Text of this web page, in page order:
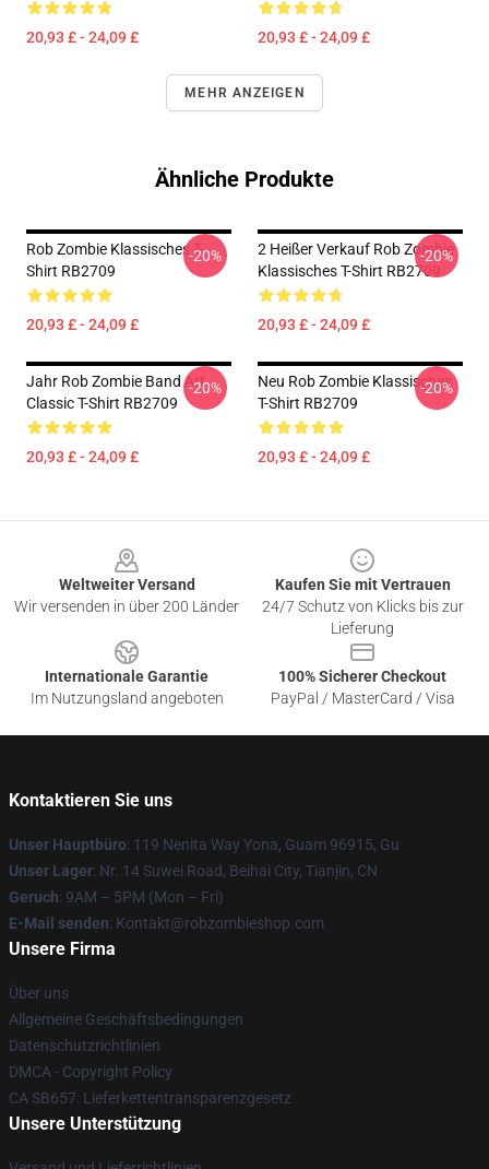
20,93 £ - 24,09 £ 20,93 £ - 24,09 £
MEHR ANZEIGEN
Ähnliche Produkte
Rob Zombie Klassisches T-
Shirt RB2709
20,93 £ - 24,09 £
-20%
2 Heißer Verkauf Rob Zombie
Klassisches T-Shirt RB2709
20,93 £ - 24,09 £
-20%
Jahr Rob Zombie Band Art
Classic T-Shirt RB2709
20,93 £ - 24,09 £
-20%
Neu Rob Zombie Klassisches
T-Shirt RB2709
20,93 £ - 24,09 £
-20%
Weltweiter Versand
Wir versenden in über 200 Länder
Kaufen Sie mit Vertrauen
24/7 Schutz von Klicks bis zur
Lieferung
Internationale Garantie
Im Nutzungsland angeboten
100% Sicherer Checkout
PayPal / MasterCard / Visa
Kontaktieren Sie uns
Unser Hauptbüro: 119 Nenita Way Yona, Guam 96915, Gu
Unser Lager: Nr. 14 Suwei Road, Beihai City, Tianjin, CN
Geruch: 9AM – 5PM (Mon – Fri)
E-Mail senden: Kontakt@robzombieshop.com
Unsere Firma
Über uns
Allgemeine Geschäftsbedingungen
Datenschutzrichtlinien
DMCA - Copyright Policy
CA SB657: Lieferkettentransparenzgesetz
Unsere Unterstützung